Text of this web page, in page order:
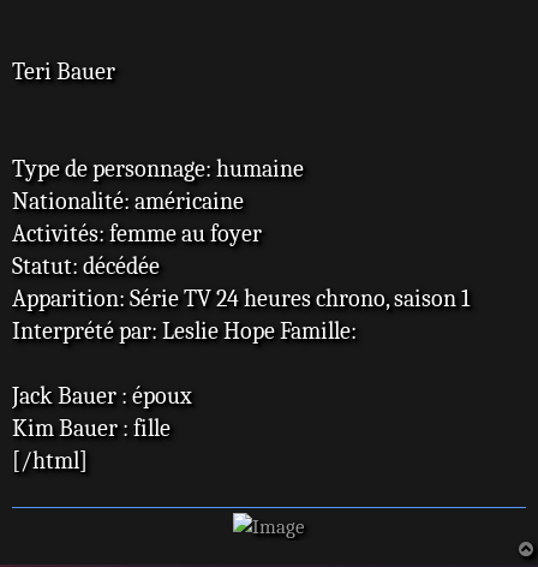
Teri Bauer
Type de personnage: humaine
Nationalité: américaine
Activités: femme au foyer
Statut: décédée
Apparition: Série TV 24 heures chrono, saison 1
Interprété par: Leslie Hope Famille:
Jack Bauer : époux
Kim Bauer : fille
[/html]